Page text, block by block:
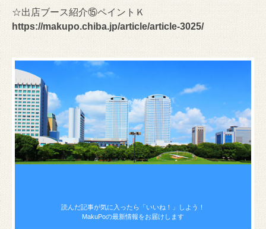
☆出店ブース紹介⑮ペイントＫ
https://makupo.chiba.jp/article/article-3025/
読んだ記事が気に入ったら 「いいね！」しよう！
MakuPoの最新情報をお届けします